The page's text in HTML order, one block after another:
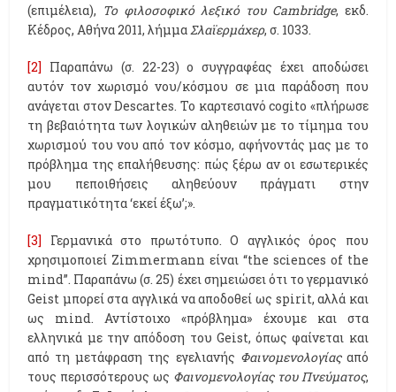
(επιμέλεια), Το φιλοσοφικό λεξικό του Cambridge, εκδ.
Κέδρος, Αθήνα 2011, λήμμαΣλαϊερμάχερ, σ. 1033.
[2] Παραπάνω (σ. 22-23) ο συγγραφέας έχει αποδώσει
αυτόν τον χωρισμό νου/κόσμου σε μια παράδοση που
ανάγεται στον Descartes. Το καρτεσιανό cogito «πλήρωσε
τη βεβαιότητα των λογικών αληθειών με το τίμημα του
χωρισμού του νου από τον κόσμο, αφήνοντάς μας με το
πρόβλημα της επαλήθευσης: πώς ξέρω αν οι εσωτερικές
μου πεποιθήσεις αληθεύουν πράγματι στην
πραγματικότητα ‘εκεί έξω’;».
[3] Γερμανικά στο πρωτότυπο. Ο αγγλικός όρος που
χρησιμοποιεί Zimmermann είναι “the sciences of the
mind”. Παραπάνω (σ. 25) έχει σημειώσει ότι το γερμανικό
Geist μπορεί στα αγγλικά να αποδοθεί ως spirit, αλλά και
ως mind. Αντίστοιχο «πρόβλημα» έχουμε και στα
ελληνικά με την απόδοση του Geist, όπως φαίνεται και
από τη μετάφραση της εγελιανής Φαινομενολογίαςαπό
τους περισσότερους ως Φαινομενολογίας του Πνεύματος,